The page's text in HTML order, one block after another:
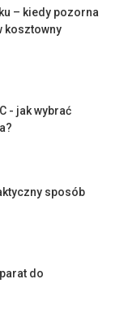
– kiedy pozorna
kosztowny
- jak wybrać
sposób
do